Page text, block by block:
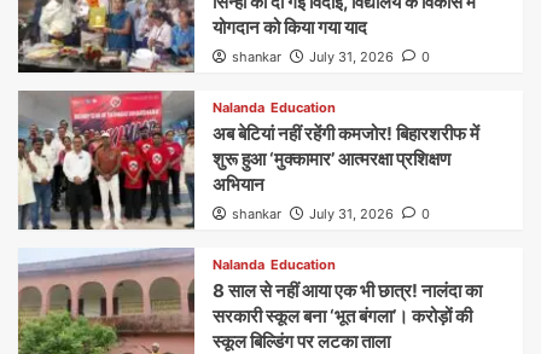
योगदान को किया गया याद
shankar July 31, 2026 0
Nalanda Education
अब बेटियां नहीं रहेंगी कमजोर! बिहारशरीफ में
शुरू हुआ ‘मुक्कामार’ आत्मरक्षा प्रशिक्षण
अभियान
shankar July 31, 2026 0
Nalanda Education
8 साल से नहीं आया एक भी छात्र! नालंदा का
सरकारी स्कूल बना ‘भूत बंगला’। करोड़ों की
स्कूल बिल्डिंग पर लटका ताला